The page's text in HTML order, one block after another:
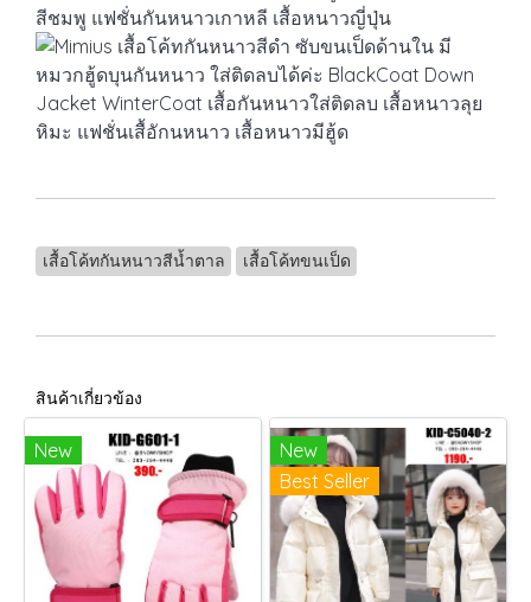
เสื้อโค้ทกันหนาวสีน้ำตาล เสื้อโค้ทขนเป็ด
สินค้าเกี่ยวข้อง
New
New
Best Seller